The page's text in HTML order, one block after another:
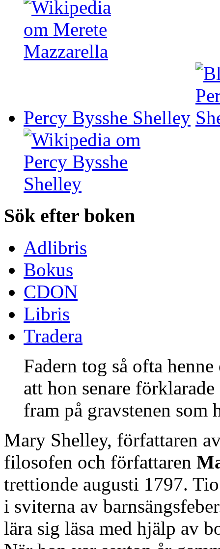
Percy Bysshe Shelley
Sök efter boken
Adlibris
Bokus
CDON
Libris
Tradera
Fadern tog så ofta
att hon senare
fram på gravstenen som
Mary Shelley, författaren
filosofen och författaren
trettionde augusti 1797.
i sviterna av
lära sig läsa med hjälp av